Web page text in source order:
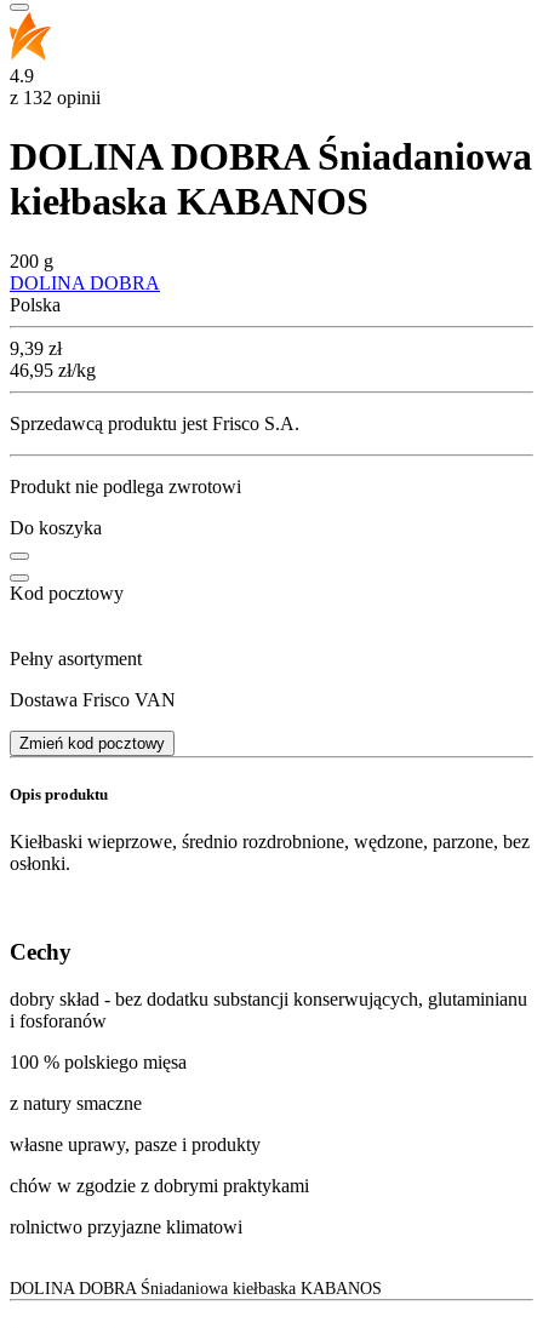
4.9
z 132 opinii
DOLINA DOBRA Śniadaniowa
kiełbaska KABANOS
200 g
DOLINA DOBRA
Polska
Cena
9,39 zł
46,95 zł/kg
Sprzedawcą produktu jest Frisco S.A.
Produkt nie podlega zwrotowi
Do koszyka
Kod pocztowy
Pełny asortyment
Dostawa Frisco VAN
Zmień kod pocztowy
Opis produktu
Kiełbaski wieprzowe, średnio rozdrobnione, wędzone, parzone, bez
osłonki.
Cechy
dobry skład - bez dodatku substancji konserwujących, glutaminianu
i fosforanów
100 % polskiego mięsa
z natury smaczne
własne uprawy, pasze i produkty
chów w zgodzie z dobrymi praktykami
rolnictwo przyjazne klimatowi
DOLINA DOBRA Śniadaniowa kiełbaska KABANOS